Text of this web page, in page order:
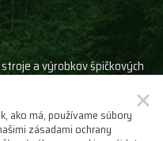
a výrobkov špičkových
ako má, používame súbory
zásadami ochrany